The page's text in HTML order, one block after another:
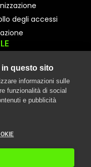
degli accessi
sui cookie
sulla privacy
annuali
sito
in questo sito
informazioni sulle
funzionalità di social
e pubblicità